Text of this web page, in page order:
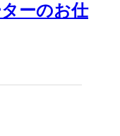
ーのお仕